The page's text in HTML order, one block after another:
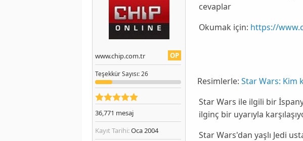
OP
www.chip.com.tr
TeşekkürSayısı: 26
36,771 mesaj
Kayıt Tarihi:Oca 2004
cevaplar
Okumak için: https://
Resimlerle: Star Wars: Kim
Star Wars ile ilgili bir
ilginç bir uyarıyla
Star Wars'dan yaşlı Jedi